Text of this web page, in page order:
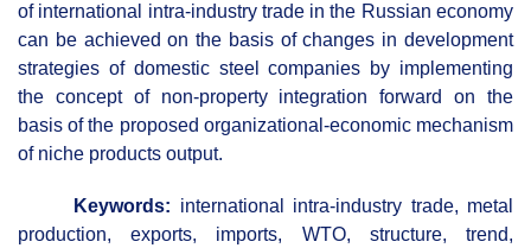
of international intra-industry trade in the Russian economy
can be achieved on the basis of changes in development
strategies of domestic steel companies by implementing
the concept of non-property integration forward on the
basis of the proposed organizational-economic mechanism
of niche products output.
Keywords: international intra-industry trade, metal
production, exports, imports, WTO, structure, trend,